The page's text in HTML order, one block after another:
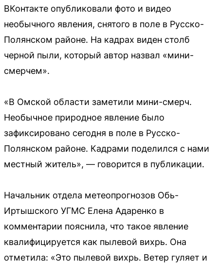
ВКонтакте опубликовали фото и видео
необычного явления, снятого в поле в Русско-
Полянском районе. На кадрах виден столб
черной пыли, который автор назвал «мини-
смерчем».
«В Омской области заметили мини-смерч.
Необычное природное явление было
зафиксировано сегодня в поле в Русско-
Полянском районе. Кадрами поделился с нами
местный житель», — говорится в публикации.
Начальник отдела метеопрогнозов Обь-
Иртышского УГМС Елена Адаренко в
комментарии пояснила, что такое явление
квалифицируется как пылевой вихрь. Она
отметила: «Это пылевой вихрь. Ветер гуляет и